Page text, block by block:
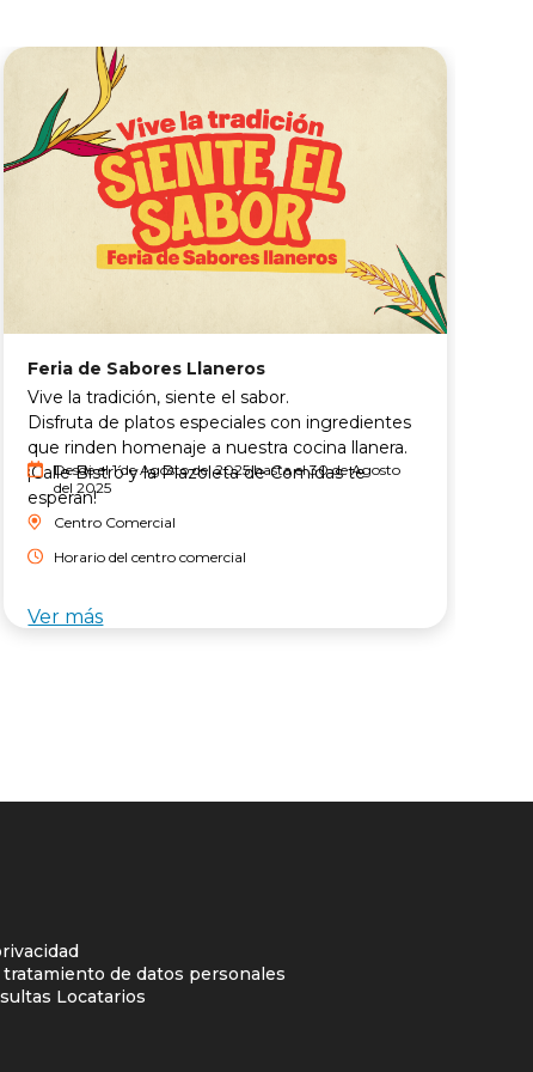
Feria de Sabores Llaneros
Vive la tradición, siente el sabor.
Disfruta de platos especiales con ingredientes
que rinden homenaje a nuestra cocina llanera.
¡Calle Bistró y la Plazoleta de Comidas te
esperan!
Desde el 1 de Agosto del 2025 hasta el 30 de Agosto
del 2025
Centro Comercial
Horario del centro comercial
Ver más
tratamiento de datos personales
Locatarios